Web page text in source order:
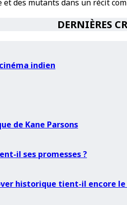
et des mutants dans un récit
DERNIÈRES
indien
de Kane Parsons
il ses promesses ?
historique tient-il encore le